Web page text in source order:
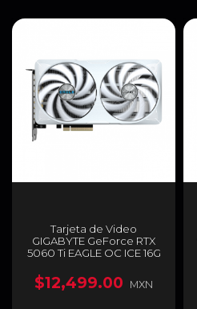
Tarjeta de Video
GIGABYTE GeForce RTX
5060 Ti EAGLE OC ICE 16G
Express 5.0 | 128 Bits |
Blanco | GV-
$12,499.00 MXN